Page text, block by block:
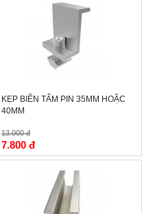
KẸP BIÊN TẤM PIN 35MM HOẶC
40MM
13.000 đ
7.800 đ